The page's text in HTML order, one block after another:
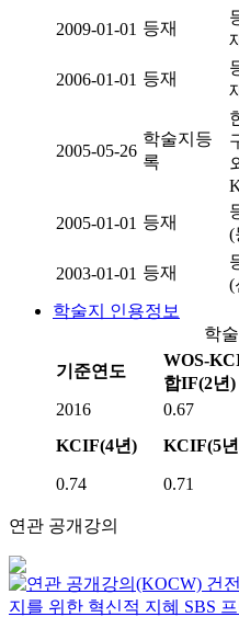
2009-01-01 등재
2006-01-01 등재
2005-05-26
학술지등
록
2005-01-01 등재
(
2003-01-01 등재
(
학술지 인용정보
학
기준연도
WOS-
합IF(2년)
2016 0.67
KCIF(4년)
KCIF(5
0.74 0.71
연관 공개강의
건
지를 위한 혁신적 지혜 SBS